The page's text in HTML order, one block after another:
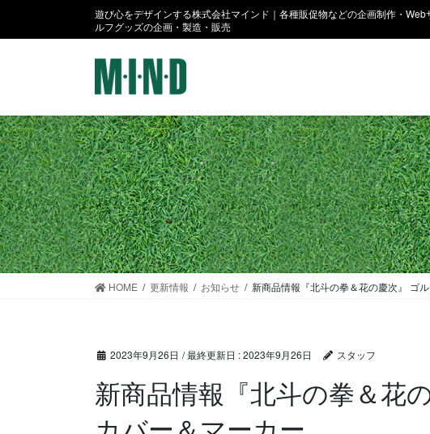
移
動
ン
に
移
動
遊び心をデザインする株式会社マインド｜各種販促物などの企画制作・
ルフグッズの企画・製造・販売
HOME 更新情報 お知らせ 新商品情報『北斗の拳＆花の慶次』 ゴ
2023年9月26日 / 最終更新日 :2023年9月26日 スタッフ
新商品情報『北斗の拳＆花